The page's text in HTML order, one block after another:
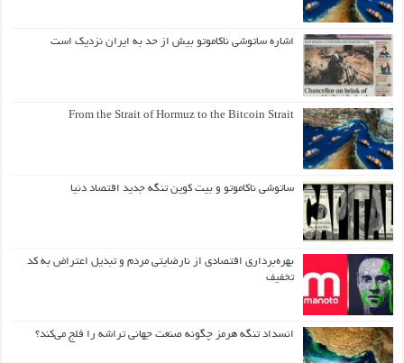
اشاره ساتوشی ناکاموتو بیش از حد به ایران نزدیک است
From the Strait of Hormuz to the Bitcoin Strait
ساتوشی ناکاموتو و بیت کوین تنگه جدید اقتصاد دنیا
بهره‌برداری اقتصادی از نارضایتی مردم و تبدیل اعتراض به کد
تخفیف
انسداد تنگه هرمز چگونه صنعت جهانی تراشه را فلج می‌کند؟